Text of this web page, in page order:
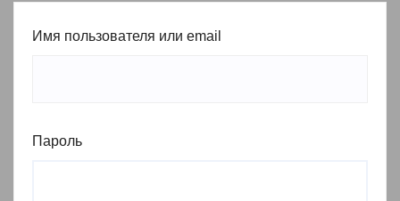
Имя пользователя или email
Пароль